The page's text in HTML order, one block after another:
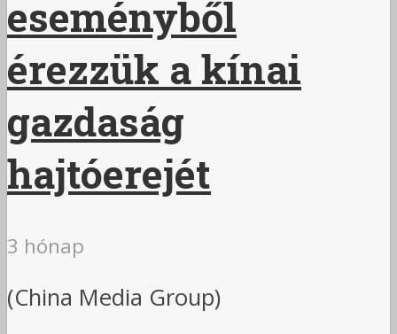
eseményből
érezzük a kínai
gazdaság
hajtóerejét
3 hónap
(China Media Group)